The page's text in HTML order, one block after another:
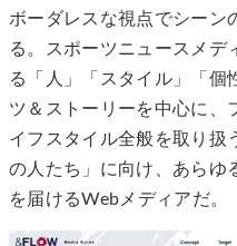
ボーダレスな視点でシーン
る。スポーツニュースメデ
る「人」「スタイル」「個
ツ＆ストーリーを中心に、
イフスタイル全般を取り扱
の人たち」に向け、あらゆ
を届けるWebメディアだ。